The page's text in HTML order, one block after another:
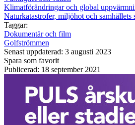
Klimatförändringar och global
Naturkatastrofer, miljöhot och samhällets
Taggar:
Dokumentär och film
Golfströmmen
Senast uppdaterad: 3 augusti 2023
Spara som favorit
Publicerad: 18 september 2021